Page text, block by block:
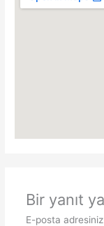
Bir yanıt
E-posta